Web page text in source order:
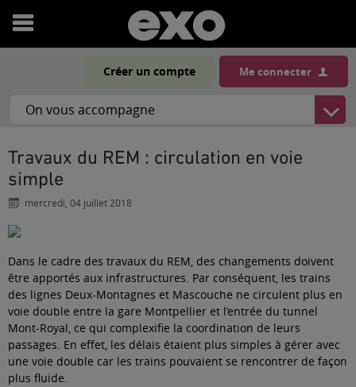
Ouvrir
menu
Créer un compte Me connecter
Travaux du REM : circulation en voie
simple
mercredi, 04 juillet 2018
Dans le cadre des travaux du REM, des changements doivent
être apportés aux infrastructures. Par conséquent, les trains
des lignes Deux-Montagnes et Mascouche ne circulent plus en
voie double entre la gare Montpellier et l’entrée du tunnel
Mont-Royal, ce qui complexifie la coordination de leurs
passages. En effet, les délais étaient plus simples à gérer avec
une voie double car les trains pouvaient se rencontrer de façon
plus fluide.